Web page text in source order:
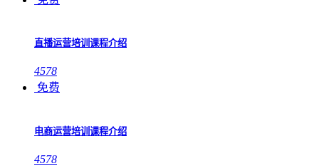
直播运营培训课程介绍
4578
免费
电商运营培训课程介绍
4578